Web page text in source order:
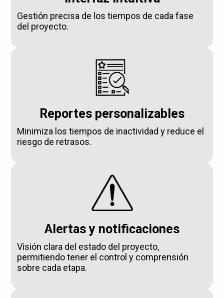
Gestión precisa de los tiempos de cada fase
del proyecto.
Reportes personalizables
Minimiza los tiempos de inactividad y reduce el
riesgo de retrasos.
Alertas y notificaciones
Visión clara del estado del proyecto,
permitiendo tener el control y comprensión
sobre cada etapa.